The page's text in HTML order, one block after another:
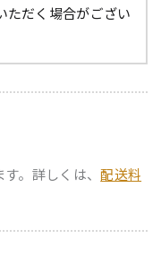
ただく場合がござい
。詳しくは、配送料